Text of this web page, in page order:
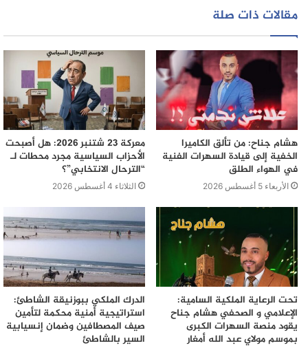
مقالات ذات صلة
هشام جناح: من تألق الكاميرا
الخفية إلى قيادة السهرات الفنية
في الهواء الطلق
الأربعاء 5 أغسطس 2026
معركة 23 شتنبر 2026: هل أصبحت
الأحزاب السياسية مجرد محطات لـ
“الترحال الانتخابي”؟
الثلاثاء 4 أغسطس 2026
تحت الرعاية الملكية السامية:
الإعلامي و الصحفي هشام جناح
يقود منصة السهرات الكبرى
بموسم مولاي عبد الله أمغار
الدرك الملكي ببوزنيقة الشاطئ:
استراتيجية أمنية محكمة لتأمين
صيف المصطافين وضمان إنسيابية
السير بالشاطئ